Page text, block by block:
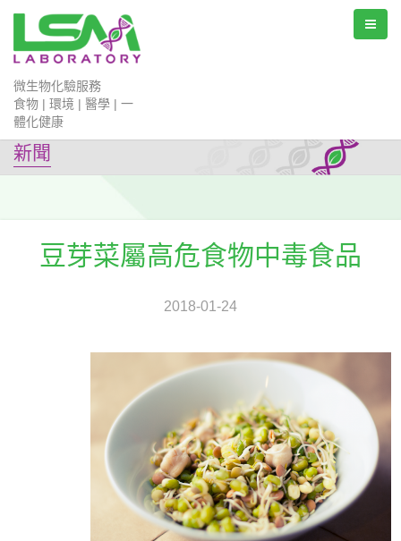
微生物化驗服務
食物 | 環境 | 醫學 | 一
體化健康
新聞
豆芽菜屬高危食物中毒食品
2018-01-24